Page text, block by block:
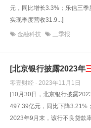
元，同比增长3.3%；乐信三
实现季度营收31.9...]
金融科技 三季报
[北京银行披露2023年
零壹财经 · 2023年11月1日
[10月30日，北京银行披露
497.39亿元，同比下降3.21%
2023年9月末，该行不良贷款